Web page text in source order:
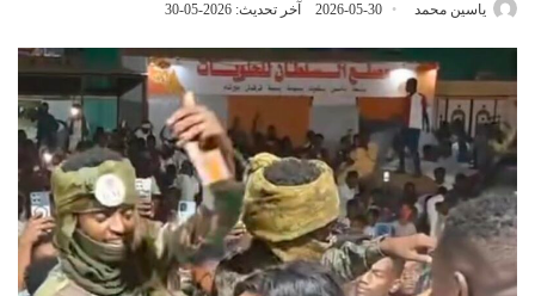
ياسين محمد 2026-05-30 آخر تحديث: 2026-05-30